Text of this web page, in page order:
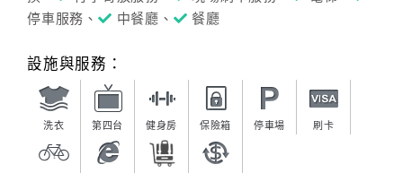
停車服務、
中餐廳、 餐廳
設施與服務：
洗衣 第四台 健身房 保險箱 停車場 刷卡